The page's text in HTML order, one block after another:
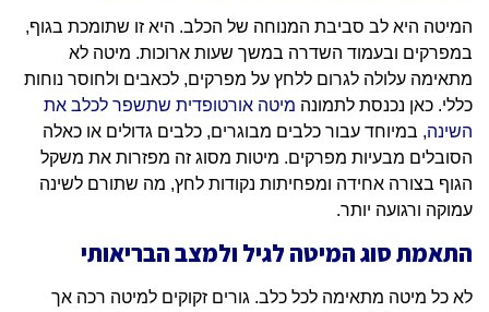
המיטה היא לב סביבת המנוחה של הכלב. היא זו שתומכת בגוף,
במפרקים ובעמוד השדרה במשך שעות ארוכות. מיטה לא
מתאימה עלולה לגרום ללחץ על מפרקים, לכאבים ולחוסר נוחות
כללי. כאן נכנסת לתמונה מיטה אורטופדית שתשפר לכלב את
השינה, במיוחד עבור כלבים מבוגרים, כלבים גדולים או כאלה
הסובלים מבעיות מפרקים. מיטות מסוג זה מפזרות את משקל
הגוף בצורה אחידה ומפחיתות נקודות לחץ, מה שתורם לשינה
עמוקה ורגועה יותר.
התאמת סוג המיטה לגיל ולמצב הבריאותי
לא כל מיטה מתאימה לכל כלב. גורים זקוקים למיטה רכה אך